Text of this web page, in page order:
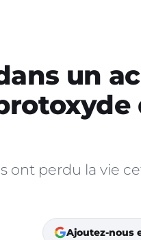
un
ont perdu la vie
Ajoutez-nous